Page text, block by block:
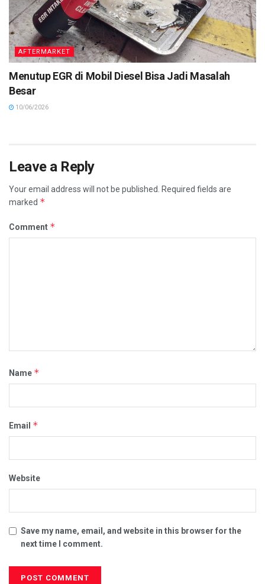
AFTERMARKET
Menutup EGR di Mobil Diesel Bisa Jadi Masalah
Besar
10/06/2026
Leave a Reply
Your email address will not be published. Required fields are
marked *
Comment *
Name *
Email *
Website
Save my name, email, and website in this browser for the
next time I comment.